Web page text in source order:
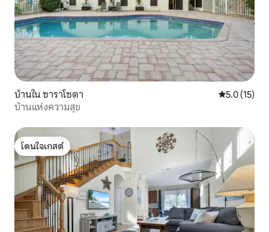
บ้านใน ซาราโซตา คะแนนเฉลี่ย
5.0 (15)
บ้านแห่งความสุข
โดนใจเกสต์
โดนใจเกสต์